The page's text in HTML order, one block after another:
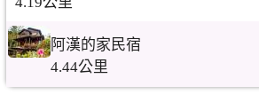
阿漢的家民宿
4.44公里